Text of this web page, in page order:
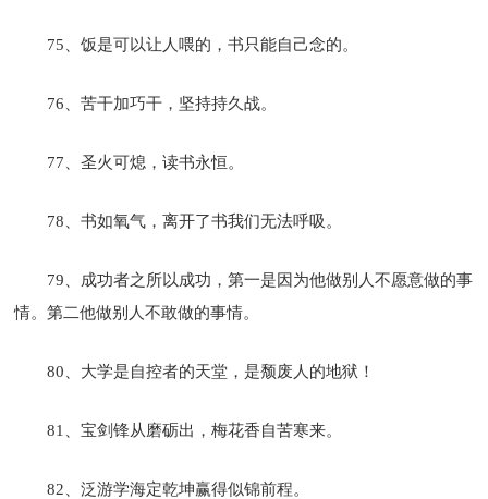
75、饭是可以让人喂的，书只能自己念的。
76、苦干加巧干，坚持持久战。
77、圣火可熄，读书永恒。
78、书如氧气，离开了书我们无法呼吸。
79、成功者之所以成功，第一是因为他做别人不愿意做的事
情。第二他做别人不敢做的事情。
80、大学是自控者的天堂，是颓废人的地狱！
81、宝剑锋从磨砺出，梅花香自苦寒来。
82、泛游学海定乾坤赢得似锦前程。